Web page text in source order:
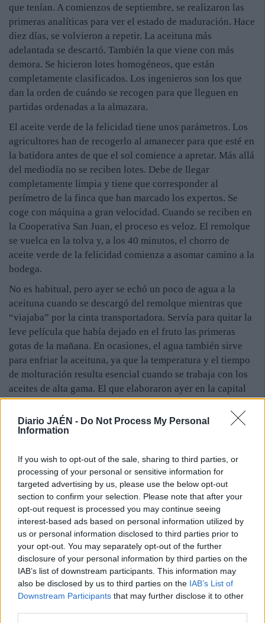
Diario JAÉN - Do Not Process My Personal
Information
If you wish to opt-out of the sale, sharing to third parties, or
processing of your personal or sensitive information for
targeted advertising by us, please use the below opt-out
section to confirm your selection. Please note that after your
opt-out request is processed you may continue seeing
interest-based ads based on personal information utilized by
us or personal information disclosed to third parties prior to
your opt-out. You may separately opt-out of the further
disclosure of your personal information by third parties on the
IAB’s list of downstream participants. This information may
also be disclosed by us to third parties on the IAB’s List of
Downstream Participants that may further disclose it to other
que tenían. A comienzos de septiembre, se realizaron las
primeras analíticas para ver el estado de maduración. Hace
diez días, se volvieron a repetir. La aceituna más
adelantada se descartó. También la que viene con más
demora. Se hicieron lotes homogéneos, que están
completamente clasificados. Los ingenieros son los que
dan la orden de cuándo se recogen para que lleguen en
partidas ordenadas a la almazara.
El aceite verde de la felicidad tiene unos parámetros. Los
agricultores han de recogerlo al amanecer para que esté en
la batidora antes de que el sol comience a apretar. Más allá
del mediodía no se reciben lotes. Debe de llegar
completamente limpia y tiene que corresponder al
perímetro de la finca que han marcado los expertos. Se
coge con máquina a gran velocidad. Cuando se reciben en
la Cooperativa San Juan, el proceso es veloz. El remolque
se vuelca en la tolva y, a los 40 minutos, el chorro de
aceite verde de la felicidad comienza a asomar camino a la
bodega.
No es habitual, pero ayer se echó un poco de agua a la
aceituna cuando se descargó del remolque mientras que
“viajaba” por la cinta transportadora. Servía para quitar la
leve película que había dejado en el fruto las primeras
gotas de la mañana. En ocasiones, el agua también sirve
para enfriar la aceituna, ya que la temperatura y el tiempo
de molturación resulta esencial cuando se trabaja con los
aceites de alta gama. El que elaboraron ayer en la capital
es uno de los primeros picuales de esta campaña.
Manuel Luque es el catador encargado de supervisar el
proceso. Conforme sale el aceite se somete a las primeras
que guiará los siguientes pasos. Hay quince fincas en las
que se recoge aceituna ahora. Ayer salió el primer aceite
de oliva de la campaña de la capital. Hoy, debido a la
lluvia, se decidió parar, aunque, si deja la meteorología, la
actividad continuará esta misma semana. San Juan espera
conseguir 15.000 litros de aceite de oliva de alta gama,
que seguro que da muchas alegrías. De hecho, el aceite
verde de la felicidad ayer ya empezaba a funcionar. A los
primeros que se les veía su efecto era a los agricultores.
Sus caras dibujaban una gran sonrisa cuando veían salir de